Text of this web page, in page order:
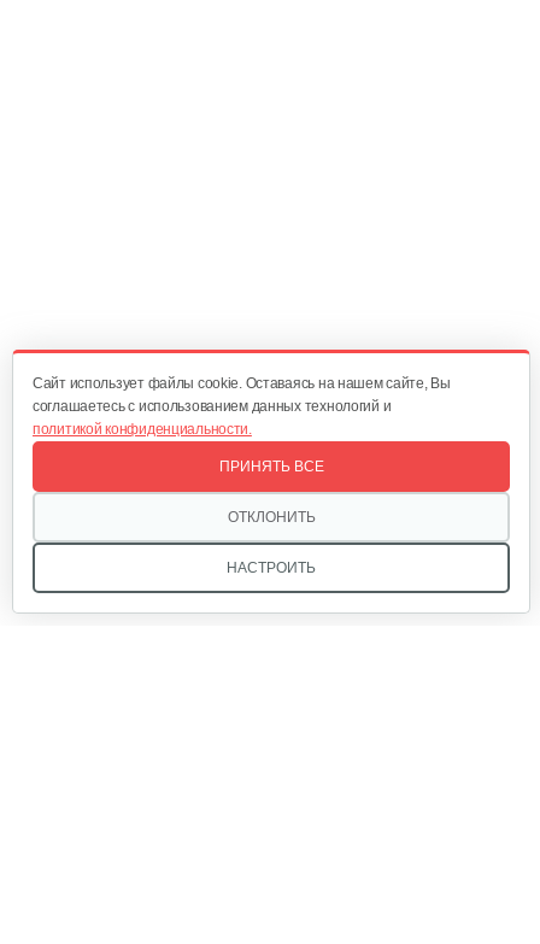
320 руб Смотреть
Инкубатор Несушка № 73г, 104…
Инкубатор Несушка № 73, 104 яйца
Cайт использует файлы cookie. Оставаясь на нашем сайте, Вы
соглашаетесь с использованием данных технологий и
политикой конфиденциальности.
НАСТРОИТЬ
ОТКЛОНИТЬ
ПРИНЯТЬ ВСЕ